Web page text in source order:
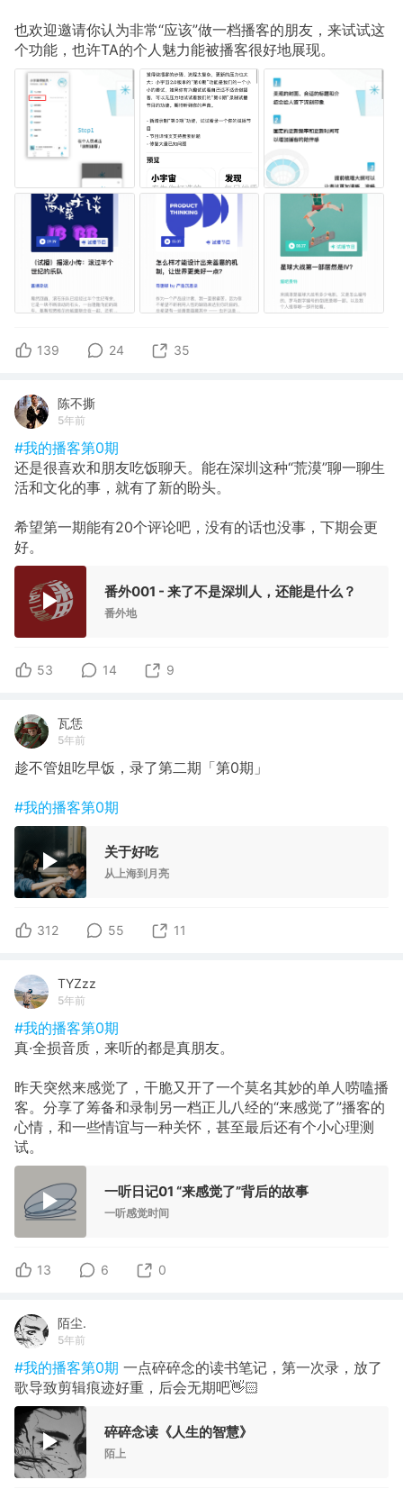
也欢迎邀请你认为非常“应该”做一档播客的朋友，来试试这
个功能，也许TA的个人魅力能被播客很好地展现。
139 24 35
陈不撕
5年前
#我的播客第0期
还是很喜欢和朋友吃饭聊天。能在深圳这种“荒漠”聊一聊生
活和文化的事，就有了新的盼头。
希望第一期能有20个评论吧，没有的话也没事，下期会更
好。
番外001 - 来了不是深圳人，还能是什么？
番外地
53 14 9
瓦恁
5年前
趁不管姐吃早饭，录了第二期「第0期」
#我的播客第0期
关于好吃
从上海到月亮
312 55 11
TYZzz
5年前
#我的播客第0期
真·全损音质，来听的都是真朋友。
昨天突然来感觉了，干脆又开了一个莫名其妙的单人唠嗑播
客。分享了筹备和录制另一档正儿八经的“来感觉了”播客的
心情，和一些情谊与一种关怀，甚至最后还有个小心理测
试。
一听日记01 “来感觉了”背后的故事
一听感觉时间
13 6 0
陌尘.
5年前
#我的播客第0期 一点碎碎念的读书笔记，第一次录，放了
歌导致剪辑痕迹好重，后会无期吧👋🏻
碎碎念读《人生的智慧》
陌上